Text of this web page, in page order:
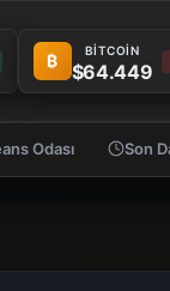
₿ BİTCOİN
$64.449
Odası Son